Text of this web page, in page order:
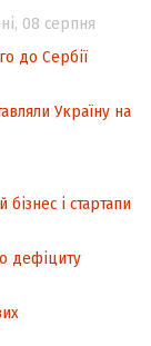
08 серпня
до Сербії
Україну на
і стартапи
дефіциту